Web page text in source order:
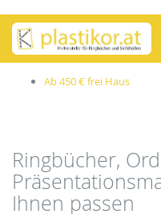
Zum
Inhalt
springen
450 € frei Haus
Ringbücher,
Ihnen passen